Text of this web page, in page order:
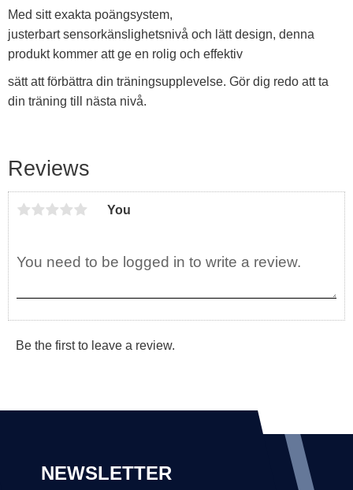
Med sitt exakta poängsystem,
justerbart sensorkänslighetsnivå och lätt design, denna
produkt kommer att ge en rolig och effektiv
sätt att förbättra din träningsupplevelse. Gör dig redo att ta
din träning till nästa nivå.
Reviews
You
Be the first to leave a review.
NEWSLETTER